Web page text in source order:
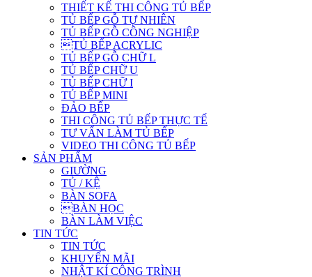
THIẾT KẾ THI CÔNG TỦ BẾP
TỦ BẾP GỖ TỰ NHIÊN
TỦ BẾP GỖ CÔNG NGHIỆP
TỦ BẾP ACRYLIC
TỦ BẾP GỖ CHỮ L
TỦ BẾP CHỮ U
TỦ BẾP CHỮ I
TỦ BẾP MINI
ĐẢO BẾP
THI CÔNG TỦ BẾP THỰC TẾ
TƯ VẤN LÀM TỦ BẾP
VIDEO THI CÔNG TỦ BẾP
SẢN PHẨM
GIƯỜNG
TỦ / KỆ
BÀN SOFA
BÀN HỌC
BÀN LÀM VIỆC
TIN TỨC
TIN TỨC
KHUYẾN MÃI
NHẬT KÍ CÔNG TRÌNH